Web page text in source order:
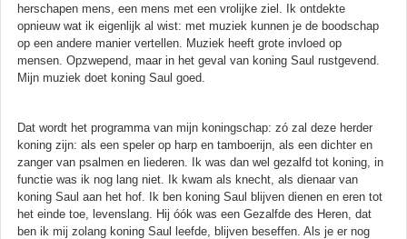
herschapen mens, een mens met een vrolijke ziel. Ik ontdekte
opnieuw wat ik eigenlijk al wist: met muziek kunnen je de boodschap
op een andere manier vertellen. Muziek heeft grote invloed op
mensen. Opzwepend, maar in het geval van koning Saul rustgevend.
Mijn muziek doet koning Saul goed.
Dat wordt het programma van mijn koningschap: zó zal deze herder
koning zijn: als een speler op harp en tamboerijn, als een dichter en
zanger van psalmen en liederen. Ik was dan wel gezalfd tot koning, in
functie was ik nog lang niet. Ik kwam als knecht, als dienaar van
koning Saul aan het hof. Ik ben koning Saul blijven dienen en eren tot
het einde toe, levenslang. Hij óók was een Gezalfde des Heren, dat
ben ik mij zolang koning Saul leefde, blijven beseffen. Als je er nog